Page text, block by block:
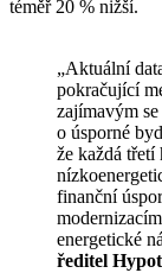
téměř 20 % nižší.
„Aktuální
pokračující
zajímavým
o úsporné
že každá
finanční
energetické
ředitel